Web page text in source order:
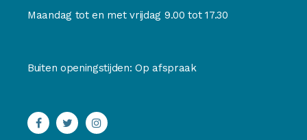
Maandag tot en met vrijdag 9.00 tot 17.30
Buiten openingstijden: Op afspraak